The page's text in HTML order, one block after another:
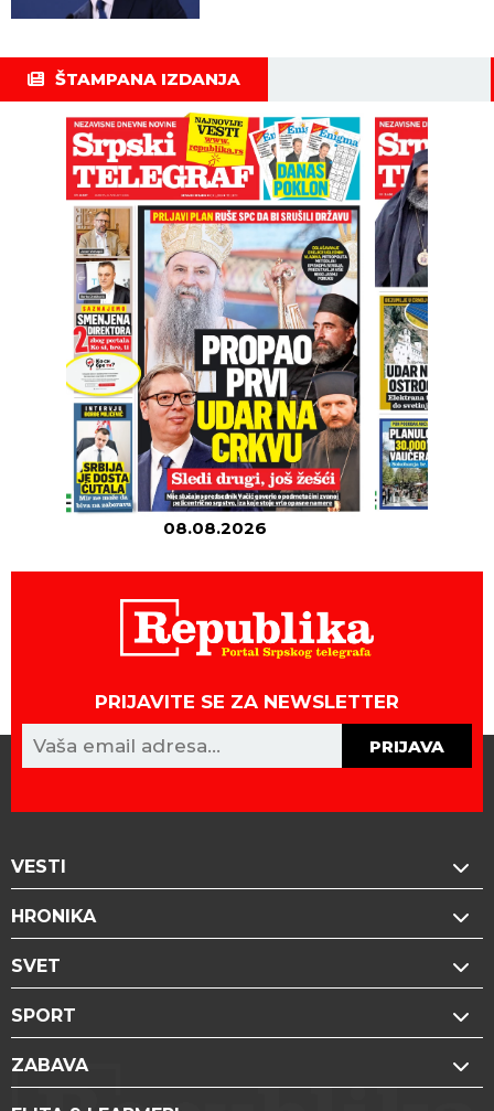
ŠTAMPANA IZDANJA
08.08.2026
PRIJAVITE SE ZA NEWSLETTER
PRIJAVA
VESTI
HRONIKA
SVET
SPORT
ZABAVA